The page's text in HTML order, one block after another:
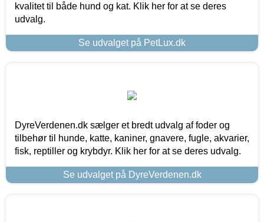
kvalitet til både hund og kat. Klik her for at se deres
udvalg.
Se udvalget på PetLux.dk
DyreVerdenen.dk sælger et bredt udvalg af foder og
tilbehør til hunde, katte, kaniner, gnavere, fugle, akvarier,
fisk, reptiller og krybdyr. Klik her for at se deres udvalg.
Se udvalget på DyreVerdenen.dk